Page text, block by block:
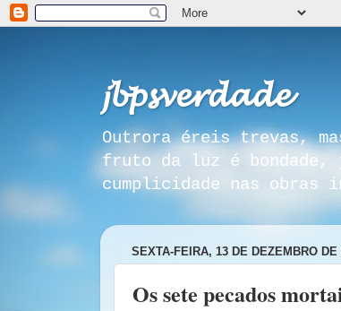
𝓳𝓫𝓹𝓼𝓿𝓮𝓻𝓭𝓪𝓭𝓮
Outrora éreis trevas,
fruto da luz é bondade,
cumplicidade nas
SEXTA-FEIRA, 13 DE DEZEMBRO DE
Os sete pecados